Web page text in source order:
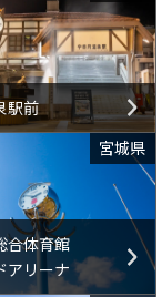
駅前
宮城県
合体育館
アリーナ